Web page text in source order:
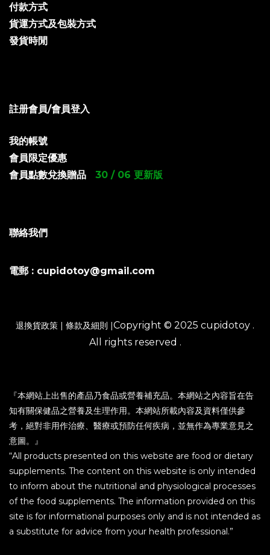
付款方式
貨運方式及包裝方式
發貨時閒
註册會員/會員登入
我的帳號
會員限定優惠
會員點數兌換贈品
30 / 06 更新版
聯絡我們
電郵 : cupidotoy@gmail.com
退換貨政策 | 條款及細則 |Copyright © 2025 cupidotoy .
All rights reserved .
『本網站上出售的產品乃食品或營養補充品。本網站之內容旨在告
知有關保健品之營養及生理作用。本網站所載內容及資料僅供參
考，絕對非用作治療、醫療或預防任何疾病，並無作為專業意見之
意圖。』
“All products presented on this website are food or dietary
supplements. The content on this website is only intended
to inform about the nutritional and physiological processes
of the food supplements. The information provided on this
site is for informational purposes only and is not intended as
a substitute for advice from your health professional.”